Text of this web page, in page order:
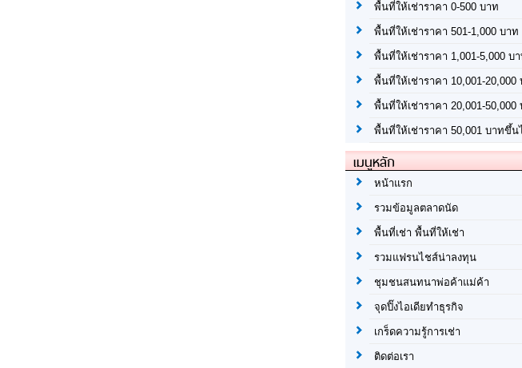
พื้นที่ให้เช่าราคา 0-500 บาท
พื้นที่ให้เช่าราคา 501-1,000 บาท
พื้นที่ให้เช่าราคา 1,001-5,000 บ
พื้นที่ให้เช่าราคา 10,001-20,000
พื้นที่ให้เช่าราคา 20,001-50,000
พื้นที่ให้เช่าราคา 50,001 บาทขึ้น
เมนูหลัก
หน้าแรก
รวมข้อมูลตลาดนัด
พื้นที่เช่า พื้นที่ให้เช่า
รวมแฟรนไชส์น่าลงทุน
ชุมชนสนทนาพ่อค้าแม่ค้า
จุดปิ๊งไอเดียทำธุรกิจ
เกร็ดความรู้การเช่า
ติดต่อเรา